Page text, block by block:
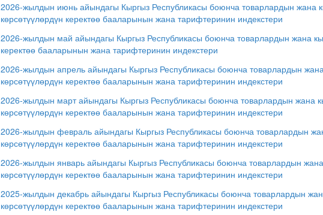
2026-жылдын июнь айындагы Кыргыз Республикасы боюнча товарлардын жана
көрсөтүүлөрдүн керектөө бааларынын жана тарифтеринин индекстери
2026-жылдын май айындагы Кыргыз Республикасы боюнча товарлардын жана
керектөө бааларынын жана тарифтеринин индекстери
2026-жылдын апрель айындагы Кыргыз Республикасы боюнча товарлардын
көрсөтүүлөрдүн керектөө бааларынын жана тарифтеринин индекстери
2026-жылдын март айындагы Кыргыз Республикасы боюнча товарлардын жана
көрсөтүүлөрдүн керектөө бааларынын жана тарифтеринин индекстери
2026-жылдын февраль айындагы Кыргыз Республикасы боюнча товарлардын
көрсөтүүлөрдүн керектөө бааларынын жана тарифтеринин индекстери
2026-жылдын январь айындагы Кыргыз Республикасы боюнча товарлардын
көрсөтүүлөрдүн керектөө бааларынын жана тарифтеринин индекстери
2025-жылдын декабрь айындагы Кыргыз Республикасы боюнча товарлардын
көрсөтүүлөрдүн керектөө бааларынын жана тарифтеринин индекстери